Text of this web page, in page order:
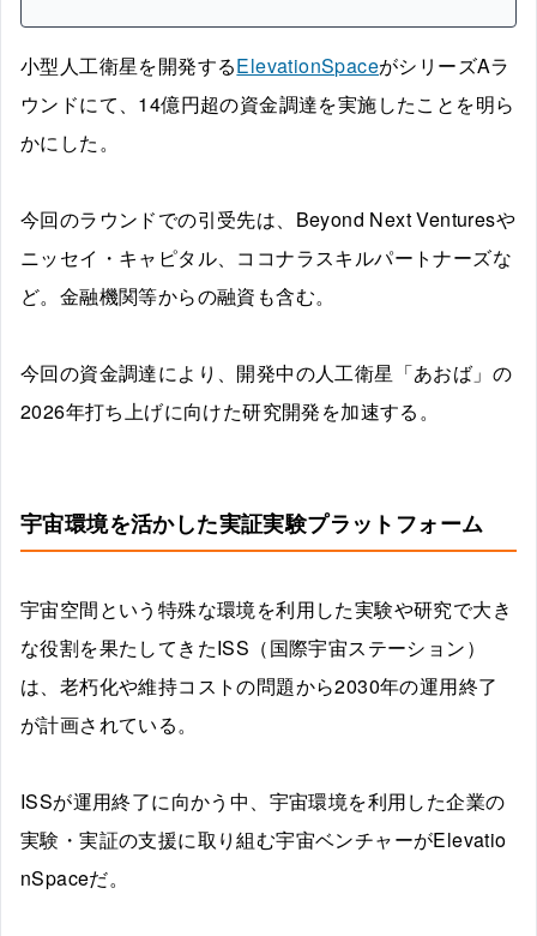
小型人工衛星を開発するElevationSpaceがシリーズAラ
ウンドにて、14億円超の資金調達を実施したことを明ら
かにした。
今回のラウンドでの引受先は、Beyond Next Venturesや
ニッセイ・キャピタル、ココナラスキルパートナーズな
ど。金融機関等からの融資も含む。
今回の資金調達により、開発中の人工衛星「あおば」の
2026年打ち上げに向けた研究開発を加速する。
宇宙環境を活かした実証実験プラットフォーム
宇宙空間という特殊な環境を利用した実験や研究で大き
な役割を果たしてきたISS（国際宇宙ステーション）
は、老朽化や維持コストの問題から2030年の運用終了
が計画されている。
ISSが運用終了に向かう中、宇宙環境を利用した企業の
実験・実証の支援に取り組む宇宙ベンチャーがElevatio
nSpaceだ。